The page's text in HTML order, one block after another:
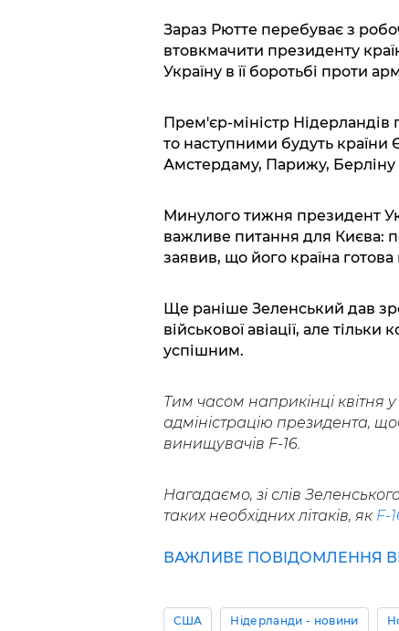
Зараз Рютте перебуває з
втовкмачити президенту
Україну в її боротьбі проти
Прем'єр-міністр
то наступними будуть країни
Амстердаму, Парижу, Берліну
Минулого тижня президент
важливе питання для Києва:
заявив, що його країна
Ще раніше Зеленський дав
військової авіації, але
успішним.
Тим часом наприкінці квітня
адміністрацію президента,
винищувачів F-16.
Нагадаємо, зі слів
таких необхідних літаків, як F-
ВАЖЛИВЕ ПОВІДОМЛЕННЯ
США Нідерланди - новини